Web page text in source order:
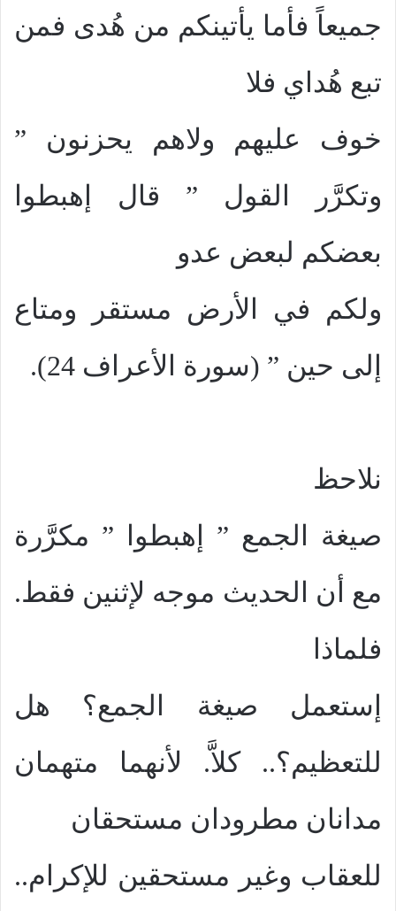
جميعاً فأما يأتينكم من هُدى فمن
تبع هُداي فلا
خوف عليهم ولاهم يحزنون ”
وتكرَّر القول ” قال إهبطوا
بعضكم لبعض عدو
ولكم في الأرض مستقر ومتاع
إلى حين ” (سورة الأعراف 24).
نلاحظ
صيغة الجمع ” إهبطوا ” مكرَّرة
مع أن الحديث موجه لإثنين فقط.
فلماذا
إستعمل صيغة الجمع؟ هل
للتعظيم؟.. كلاَّ. لأنهما متهمان
مدانان مطرودان مستحقان
للعقاب وغير مستحقين للإكرام..